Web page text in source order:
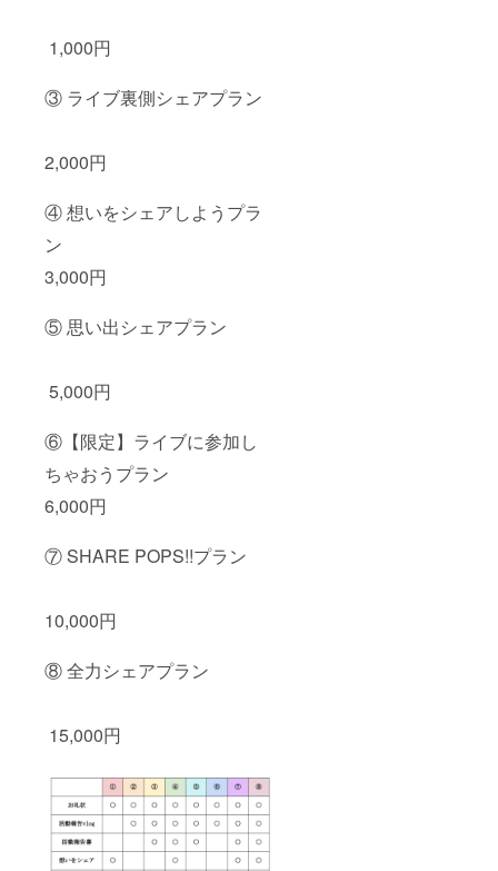
1,000円
③ ライブ裏側シェアプラン
2,000円
④ 想いをシェアしようプラ
ン
3,000円
⑤ 思い出シェアプラン
5,000円
⑥【限定】ライブに参加し
ちゃおうプラン
6,000円
⑦ SHARE POPS!!プラン
10,000円
⑧ 全力シェアプラン
15,000円